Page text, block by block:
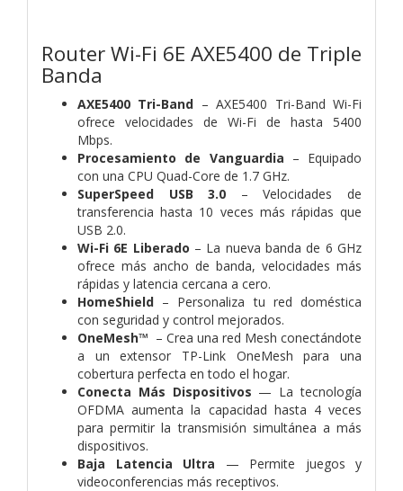
Router Wi-Fi 6E AXE5400 de Triple
Banda
AXE5400 Tri-Band – AXE5400 Tri-Band Wi-Fi
ofrece velocidades de Wi-Fi de hasta 5400
Mbps.
Procesamiento de Vanguardia – Equipado
con una CPU Quad-Core de 1.7 GHz.
SuperSpeed USB 3.0 – Velocidades de
transferencia hasta 10 veces más rápidas que
USB 2.0.
Wi-Fi 6E Liberado – La nueva banda de 6 GHz
ofrece más ancho de banda, velocidades más
rápidas y latencia cercana a cero.
HomeShield – Personaliza tu red doméstica
con seguridad y control mejorados.
OneMesh™ – Crea una red Mesh conectándote
a un extensor TP-Link OneMesh para una
cobertura perfecta en todo el hogar.
Conecta Más Dispositivos — La tecnología
OFDMA aumenta la capacidad hasta 4 veces
para permitir la transmisión simultánea a más
dispositivos.
Baja Latencia Ultra — Permite juegos y
videoconferencias más receptivos.